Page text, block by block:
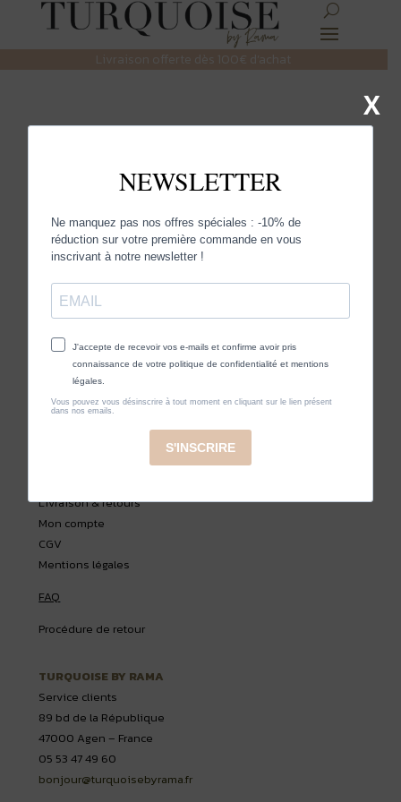
Livraison offerte dès 100€ d’achat
Aucun produit ne correspond à
votre sélection.
Livraison & retours
Mon compte
CGV
Mentions légales
FAQ
Procédure de retour
TURQUOISE BY RAMA
Service clients
89 bd de la République
47000 Agen – France
05 53 47 49 60
bonjour@turquoisebyrama.fr
X